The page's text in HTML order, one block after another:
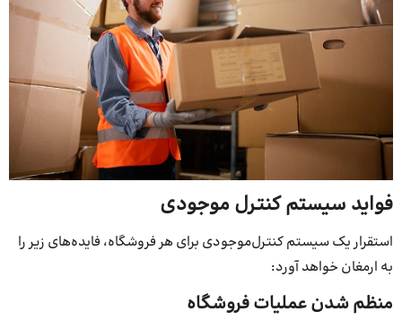
فواید سیستم کنترل‌ موجودی
استقرار یک سیستم کنترل‌موجودی برای هر فروشگاه، فایده‌های زیر را
به ارمغان خواهد آورد:
منظم شدن عملیات فروشگاه